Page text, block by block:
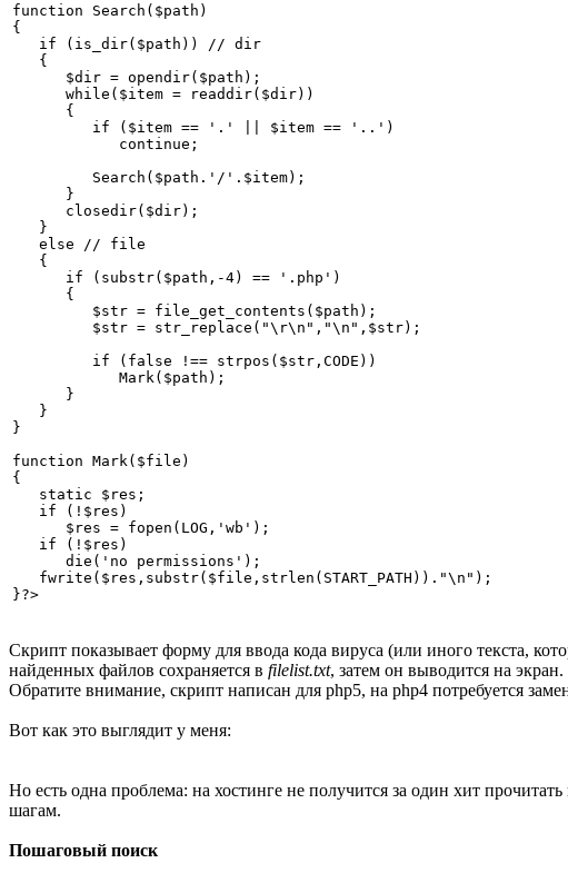
function Search($path)
{
if (is_dir($path)) // dir
{
$dir = opendir($path);
while($item = readdir($dir))
{
if ($item == '.' || $item == '..')
continue;
Search($path.'/'.$item);
}
closedir($dir);
}
else // file
{
if (substr($path,-4) == '.php')
{
$str = file_get_contents($path);
$str = str_replace("\r\n","\n",$str);
if (false !== strpos($str,CODE))
Mark($path);
}
}
}
function Mark($file)
{
static $res;
if (!$res)
$res = fopen(LOG,'wb');
if (!$res)
die('no permissions');
fwrite($res,substr($file,strlen(START_PATH))."\n");
}?>
Скрипт показывает форму для ввода кода вируса (или иного текста,
найденных файлов сохраняется в filelist.txt, затем он выводится на экран.
Обратите внимание, скрипт написан для php5, на php4 потребуется
Вот как это выглядит у меня:
Но есть одна проблема: на хостинге не получится за один хит
шагам.
Пошаговый поиск